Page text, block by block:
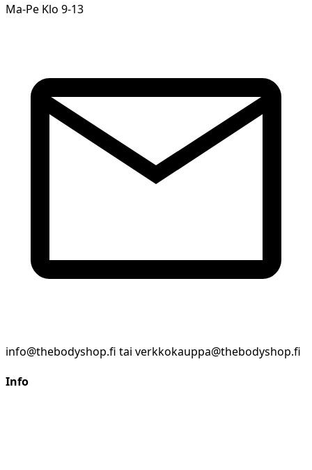
Ma-Pe Klo 9-13
info@thebodyshop.fi tai verkkokauppa@thebodyshop.fi
Info